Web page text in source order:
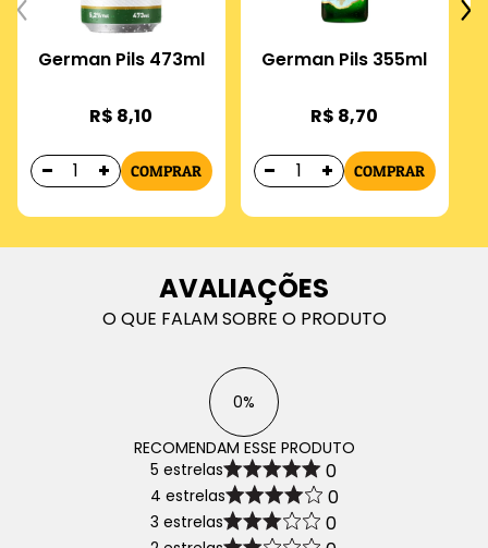
German Pils 473ml
R$ 8,10
COMPRAR
German Pils 355ml
R$ 8,70
COMPRAR
AVALIAÇÕES
O QUE FALAM SOBRE O PRODUTO
0%
RECOMENDAM ESSE PRODUTO
5 estrelas
0
4 estrelas 0
3 estrelas 0